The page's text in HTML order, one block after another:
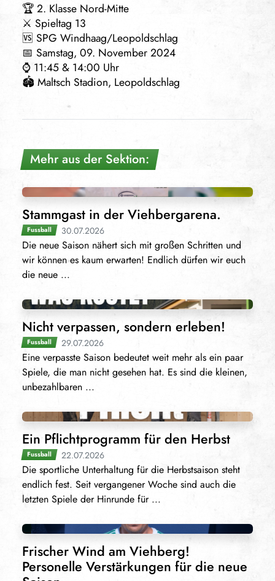
🏆 2. Klasse Nord-Mitte
⚔️ Spieltag 13
🆚 SPG Windhaag/Leopoldschlag
📅 Samstag, 09. November 2024
⌚️ 11:45 & 14:00 Uhr
🏟 Maltsch Stadion, Leopoldschlag
Mehr aus der Sektion:
Stammgast in der Viehbergarena.
Fussball 30.07.2026
Die neue Saison nähert sich mit großen Schritten und
wir können es kaum erwarten! Endlich dürfen wir euch
die neue ...
Nicht verpassen, sondern erleben!
Fussball 29.07.2026
Eine verpasste Saison bedeutet weit mehr als ein paar
Spiele, die man nicht gesehen hat. Es sind die kleinen,
unbezahlbaren ...
Ein Pflichtprogramm für den Herbst
Fussball 22.07.2026
Die sportliche Unterhaltung für die Herbstsaison steht
endlich fest. Seit vergangener Woche sind auch die
letzten Spiele der Hinrunde für ...
Frischer Wind am Viehberg!
Personelle Verstärkungen für die neue